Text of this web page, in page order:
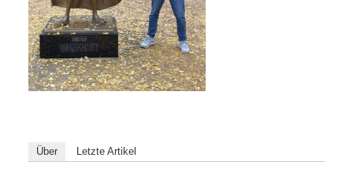
Über Letzte Artikel